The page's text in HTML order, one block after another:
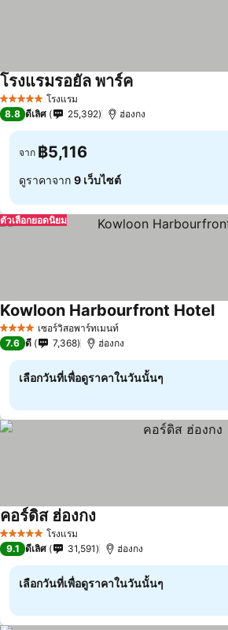
5 ดาว โรงแรม
โรงแรมรอยัล พาร์ค
8.8 ดีเลิศ 25,392 ฮ่องกง
จาก ฿5,116
ดูราคาจาก 9 เว็บไซต์
ตัวเลือกยอดนิยม
4 ดาว เซอร์วิสอพาร์ทเมนท์
Kowloon Harbourfront Hotel
7.6 ดี 7,368 ฮ่องกง
เลือกวันที่เพื่อดูราคาในวันนั้นๆ
5 ดาว โรงแรม
คอร์ดิส ฮ่องกง
9.1 ดีเลิศ 31,591 ฮ่องกง
เลือกวันที่เพื่อดูราคาในวันนั้นๆ